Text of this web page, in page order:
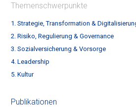
Themenschwerpunkte
1. Strategie, Transformation &
2. Risiko, Regulierung & Governance
3. Sozialversicherung & Vorsorge
4. Leadership
5. Kultur
Publikationen